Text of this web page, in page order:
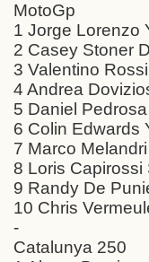
MotoGp
1 Jorge Lorenzo
2 Casey Stoner
3 Valentino
4 Andrea
5 Daniel
6 Colin Edwards
7 Marco
8 Loris Capirossi
9 Randy De
10 Chris
-
Catalunya 250